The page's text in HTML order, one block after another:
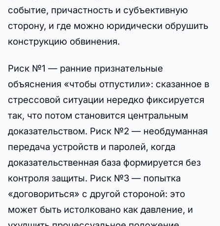
событие, причастность и субъективную
сторону, и где можно юридически обрушить
конструкцию обвинения.
Риск №1 — ранние признательные
объяснения «чтобы отпустили»: сказанное в
стрессовой ситуации нередко фиксируется
так, что потом становится центральным
доказательством. Риск №2 — необдуманная
передача устройств и паролей, когда
доказательственная база формируется без
контроля защиты. Риск №3 — попытка
«договориться» с другой стороной: это
может быть истолковано как давление, и